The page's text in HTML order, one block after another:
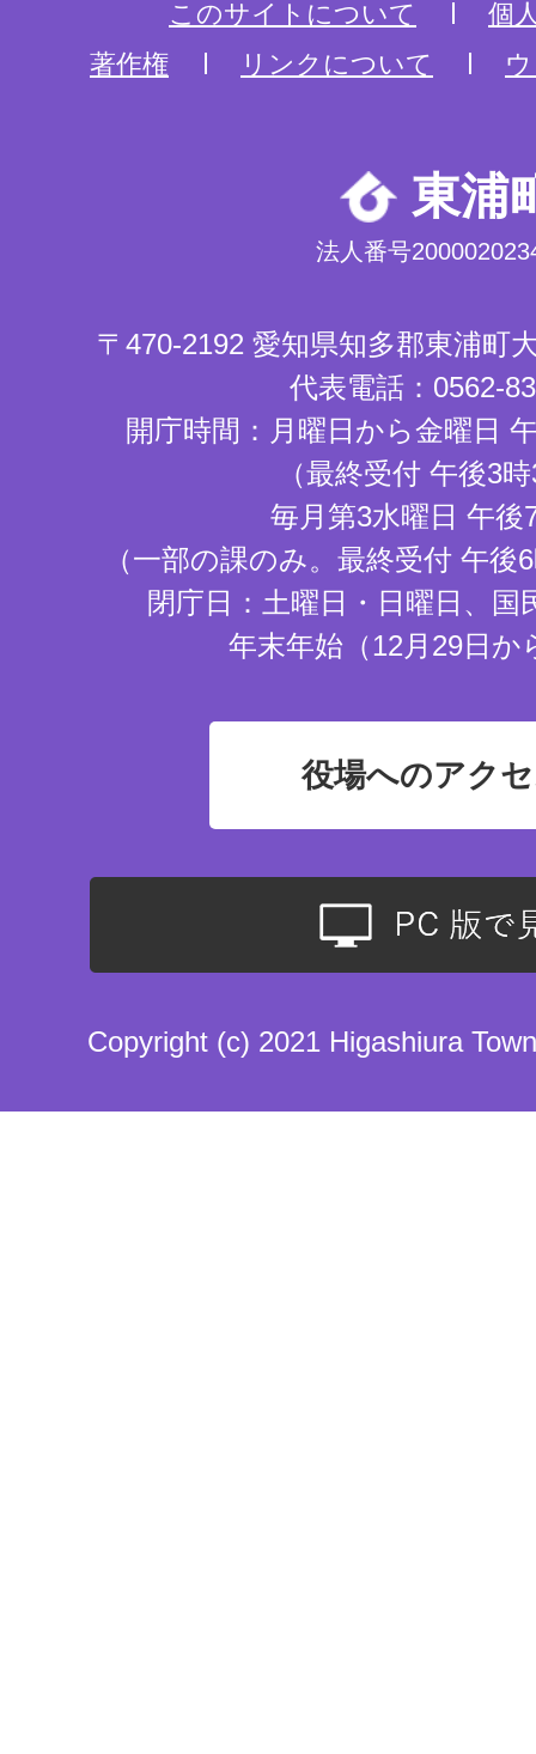
このサイトについて
個
著作権
リンクについて
東浦
法人番号
〒470-2192 愛知県知多郡東浦町
代表電話：0562-
開庁時間：月曜日から金曜日
（最終受付 午後3
毎月第3水曜日 午後
（一部の課のみ。最終受付 午
閉庁日：土曜日・日曜日、国
年末年始（12月29日か
役場へのアク
Copyright (c) 2021 Higashiura